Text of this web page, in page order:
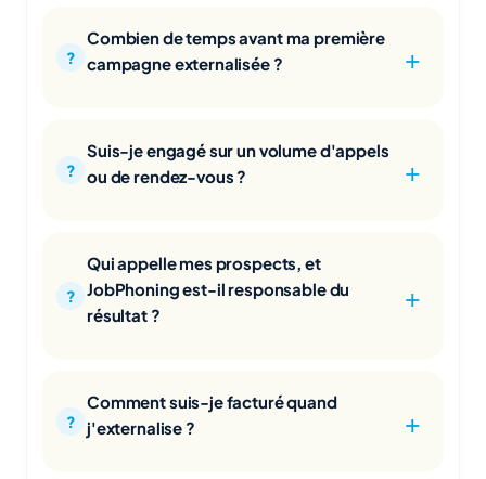
Combien de temps avant ma première
campagne externalisée ?
Suis-je engagé sur un volume d'appels
ou de rendez-vous ?
Qui appelle mes prospects, et
JobPhoning est-il responsable du
résultat ?
Comment suis-je facturé quand
j'externalise ?